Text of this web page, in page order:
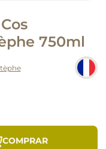
750ml